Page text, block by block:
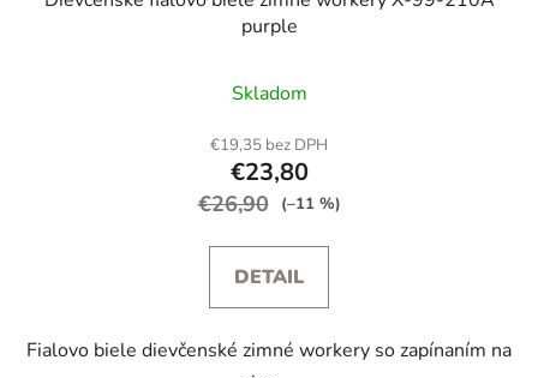
purple
Skladom
€19,35 bez DPH
€23,80
€26,90 (–11 %)
DETAIL
Fialovo biele dievčenské zimné workery so zapínaním na